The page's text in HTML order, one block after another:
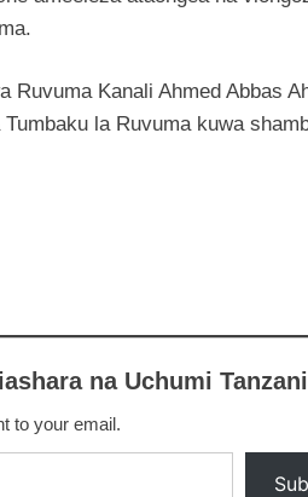
Kanali Ahmed Abbas
la Ruvuma kuwa
na Uchumi
to your email.